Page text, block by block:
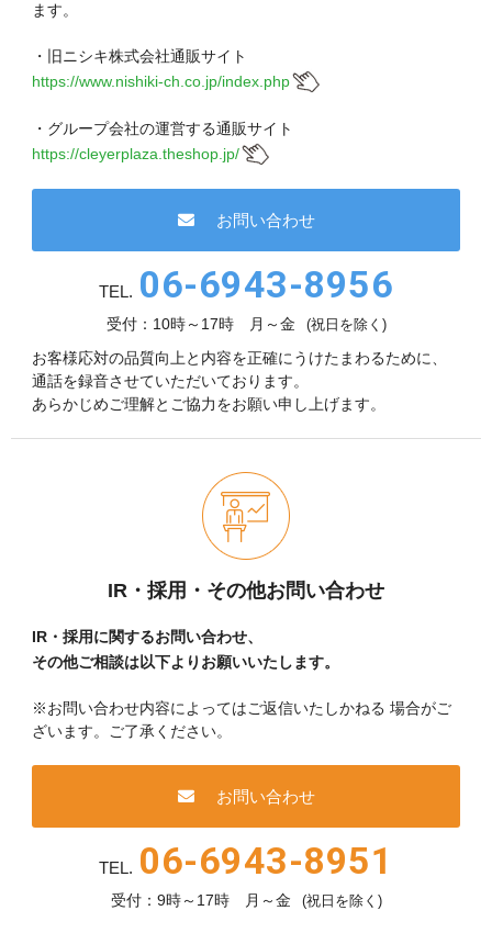
ます。
・旧ニシキ株式会社通販サイト
https://www.nishiki-ch.co.jp/index.php
・グループ会社の運営する通販サイト
https://cleyerplaza.theshop.jp/
お問い合わせ
TEL. 06-6943-8956
受付：10時～17時 月～金 (祝日を除く)
お客様応対の品質向上と内容を正確にうけたまわるために、
通話を録音させていただいております。
あらかじめご理解とご協力をお願い申し上げます。
IR・採用・その他お問い合わせ
IR・採用に関するお問い合わせ、
その他ご相談は以下よりお願いいたします。
※お問い合わせ内容によってはご返信いたしかねる 場合がご
ざいます。ご了承ください。
お問い合わせ
TEL. 06-6943-8951
受付：9時～17時 月～金 (祝日を除く)
06-6943-8951
※祝日を除く
メールでのお問い合わせ